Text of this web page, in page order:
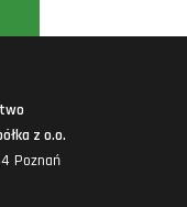
z o.o.
Poznań